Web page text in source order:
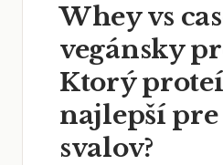
Whey vs
vegánsky
Ktorý
najlepší pre
svalov?